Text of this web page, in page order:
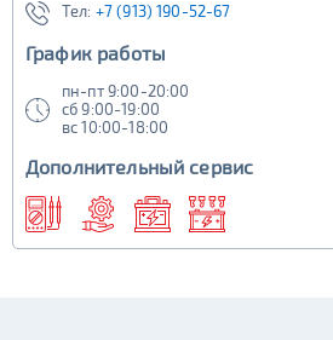
Тел: +7 (913) 190-52-67
График работы
пн-пт 9:00-20:00
сб 9:00-19:00
вс 10:00-18:00
Дополнительный сервис